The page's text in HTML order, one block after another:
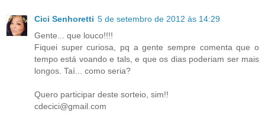
Cici Senhoretti 5 de setembro de 2012 às 14:29
Gente... que louco!!!!
Fiquei super curiosa, pq a gente sempre comenta que o
tempo está voando e tals, e que os dias poderiam ser mais
longos. Taí... como seria?
Quero participar deste sorteio, sim!!
cdecici@gmail.com